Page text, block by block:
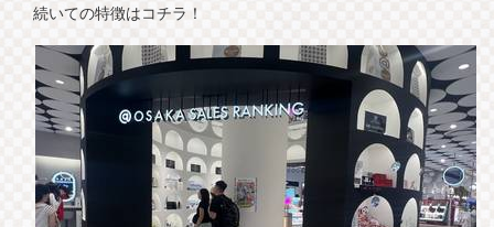
続いての特徴はコチラ！